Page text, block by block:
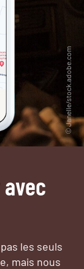
les seuls
mais nous